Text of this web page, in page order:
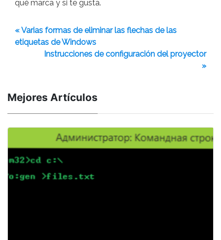
qué marca y si te gusta.
« Varias formas de eliminar las flechas de las
etiquetas de Windows
Instrucciones de configuración del proyector
»
Mejores Artículos